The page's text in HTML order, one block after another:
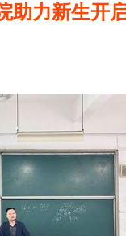
助力新生开